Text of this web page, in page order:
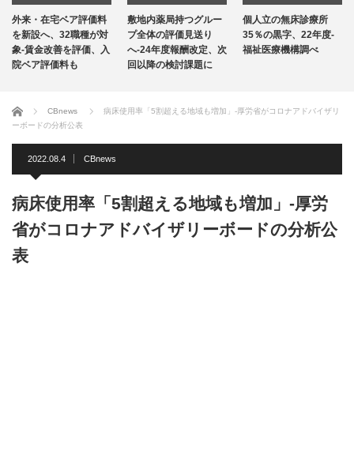
敷地内薬局持つグルー
プ全体の評価見送り
へ-24年度報酬改定、次
回以降の検討課題に
個人立の無床診療所
35％の黒字、22年度-
福祉医療機構調べ
個人立の無床診療所
35％の黒字、22年度-
福祉医療機構調べ
ホーム CBnews
病床使用率「5割超える地域も増加」-厚労省がコロナアドバイザリ
ーボードの分析公表
2022.08.4 CBnews
病床使用率「5割超える地域も増加」-厚労
省がコロナアドバイザリーボードの分析公
表